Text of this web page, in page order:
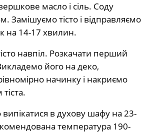
масло і сіль. Соду
Замішуємо тісто і відправляємо
на 14-17 хвилин.
навпіл. Розкачати перший
його на деко,
начинку і накриємо
в духову шафу на 23-
температура 190-